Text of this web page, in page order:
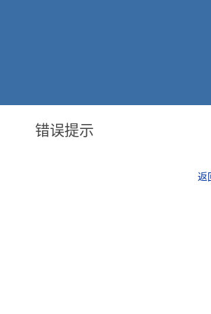
错误提示
返